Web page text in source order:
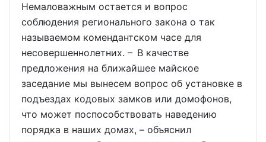
Немаловажным остается и вопрос
соблюдения регионального закона о так
называемом комендантском часе для
несовершеннолетних. – В качестве
предложения на ближайшее майское
заседание мы вынесем вопрос об установке в
подъездах кодовых замков или домофонов,
что может поспособствовать наведению
порядка в наших домах, – объяснил